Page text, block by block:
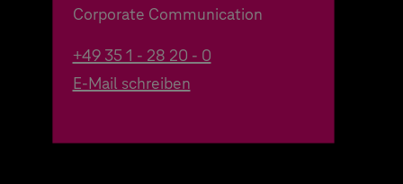
Corporate Communication
+49 35 1 - 28 20 - 0
E-Mail schreiben